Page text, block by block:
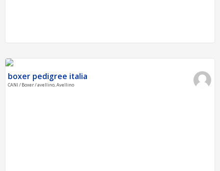
boxer pedigree italia
CANI / Boxer / avellino, Avellino